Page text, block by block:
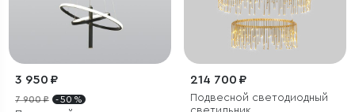
3 950 ₽
7 900 ₽ - 50 %
214 700 ₽
Подвесной светодиодный